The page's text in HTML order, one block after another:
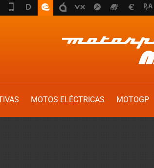
MOTOS ELÉCTRICAS MOTOGP